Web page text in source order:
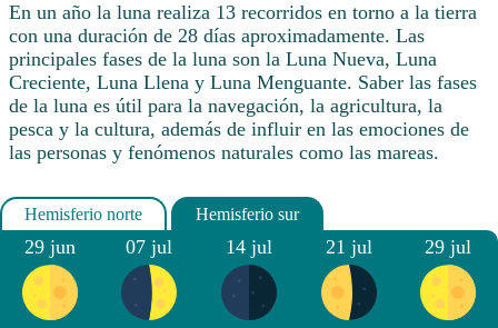
En un año la luna realiza 13 recorridos en torno a la tierra
con una duración de 28 días aproximadamente. Las
principales fases de la luna son la Luna Nueva, Luna
Creciente, Luna Llena y Luna Menguante. Saber las fases
de la luna es útil para la navegación, la agricultura, la
pesca y la cultura, además de influir en las emociones de
las personas y fenómenos naturales como las mareas.
29 jun 07 jul 14 jul 21 jul 29 jul